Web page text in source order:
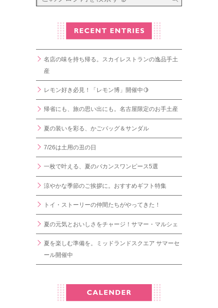
名店の味を持ち帰る。スカイレストランの逸品手土
産
レモン好き必見！「レモン博」開催中🍋
帰省にも、旅の思い出にも。名古屋限定のお手土産
夏の装いを彩る、かごバッグ＆サンダル
7/26は土用の丑の日
一枚で叶える、夏のバカンスワンピース5選
涼やかな季節のご挨拶に。おすすめギフト特集
トイ・ストーリーの仲間たちがやってきた！
夏の元気とおいしさをチャージ！サマー・マルシェ
夏を楽しむ準備を。ミッドランドスクエア サマーセ
ール開催中